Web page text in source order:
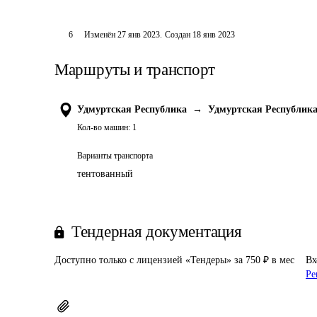
6 Изменён 27 янв 2023. Создан 18 янв 2023
Маршруты и транспорт
Удмуртская Республика → Удмуртская Республика
Кол-во машин: 1
Варианты транспорта
тентованный
Тендерная документация
Доступно только с лицензией «Тендеры» за 750 ₽ в мес